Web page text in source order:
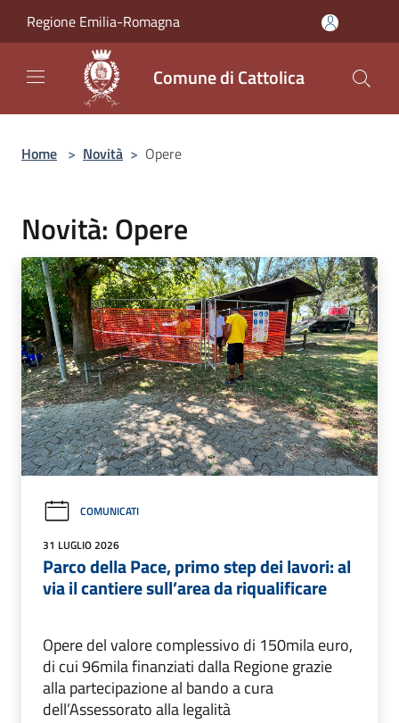
Regione Emilia-Romagna
Comune di Cattolica
Home > Novità > Opere
Novità: Opere
COMUNICATI
31 LUGLIO 2026
Parco della Pace, primo step dei lavori: al
via il cantiere sull’area da riqualificare
Opere del valore complessivo di 150mila euro,
di cui 96mila finanziati dalla Regione grazie
alla partecipazione al bando a cura
dell’Assessorato alla legalità